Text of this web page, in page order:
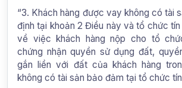
“3. Khách hàng được vay không có tài
định tại khoản 2 Điều này và tổ chức tín
về việc khách hàng nộp cho tổ
chứng nhận quyền sử dụng đất,
gắn liền với đất của khách hàng
không có tài sản bảo đảm tại tổ chức